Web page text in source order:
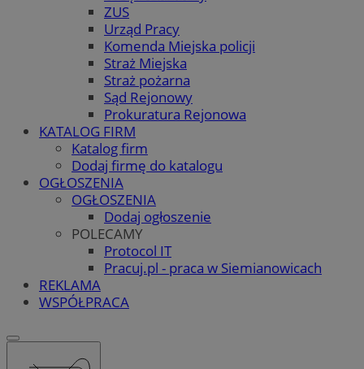
ZUS
Urząd Pracy
Komenda Miejska policji
Straż Miejska
Straż pożarna
Sąd Rejonowy
Prokuratura Rejonowa
KATALOG FIRM
Katalog firm
Dodaj firmę do katalogu
OGŁOSZENIA
OGŁOSZENIA
Dodaj ogłoszenie
POLECAMY
Protocol IT
Pracuj.pl - praca w Siemianowicach
REKLAMA
WSPÓŁPRACA